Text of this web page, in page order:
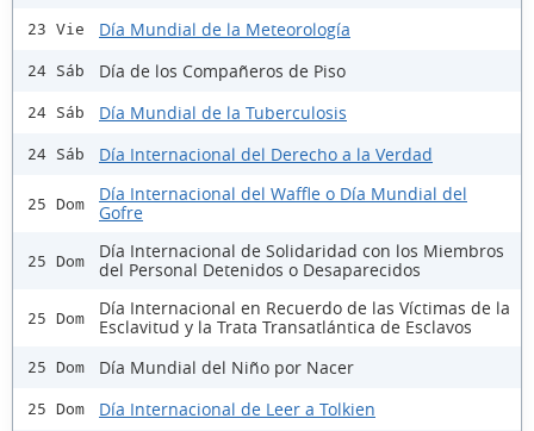
23 Vie Día Mundial de la Meteorología
24 Sáb Día de los Compañeros de Piso
24 Sáb Día Mundial de la Tuberculosis
24 Sáb Día Internacional del Derecho a la Verdad
25 Dom
Día Internacional del Waffle o Día Mundial del
Gofre
25 Dom
Día Internacional de Solidaridad con los Miembros
del Personal Detenidos o Desaparecidos
25 Dom
Día Internacional en Recuerdo de las Víctimas de la
Esclavitud y la Trata Transatlántica de Esclavos
25 Dom Día Mundial del Niño por Nacer
25 Dom Día Internacional de Leer a Tolkien